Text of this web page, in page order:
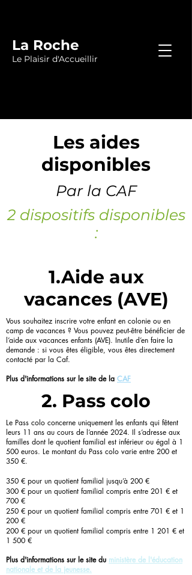
La Roche
Le Plaisir d'Accueillir
Les aides
disponibles
Par la CAF
2 dispositifs disponibles
:
1.Aide aux
vacances (AVE)
Vous souhaitez inscrire votre enfant en colonie ou en
camp de vacances ? Vous pouvez peut-être bénéficier de
l’aide aux vacances enfants (AVE). Inutile d’en faire la
demande : si vous êtes éligible, vous êtes directement
contacté par la Caf.
Plus d'informations sur le site de la CAF
2. Pass colo
Le Pass colo concerne uniquement les enfants qui fêtent
leurs 11 ans au cours de l’année 2024. Il s’adresse aux
familles dont le quotient familial est inférieur ou égal à 1
500 euros. Le montant du Pass colo varie entre 200 et
350 €.
350 € pour un quotient familial jusqu’à 200 €
300 € pour un quotient familial compris entre 201 € et
700 €
250 € pour un quotient familial compris entre 701 € et 1
200 €
200 € pour un quotient familial compris entre 1 201 € et
1 500 €
Plus d'informations sur le site du ministère de l'éducation
nationale et de la jeunesse.